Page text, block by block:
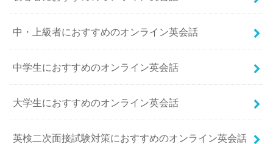
中・上級者におすすめのオンライン英会話
中学生におすすめのオンライン英会話
大学生におすすめのオンライン英会話
英検二次面接試験対策におすすめのオンライン英会話